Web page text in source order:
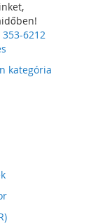
353-6212
kategória